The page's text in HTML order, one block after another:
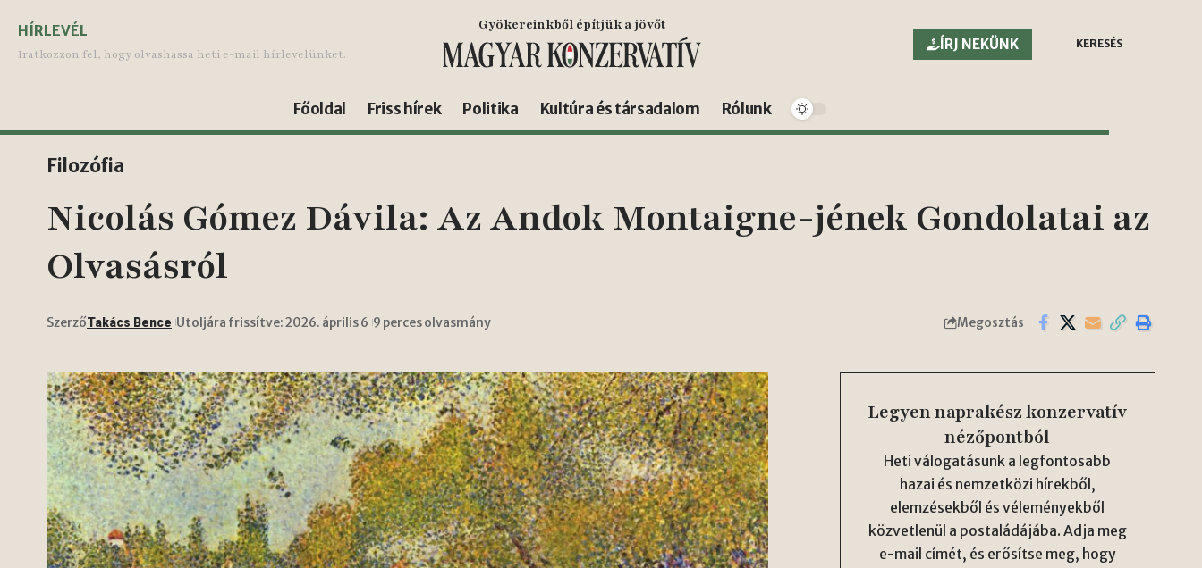
HÍRLEVÉL
Iratkozzon fel, hogy olvashassa heti e-mail hírlevelünket.
Gyökereinkből építjük a jövőt
ÍRJ NEKÜNK
KERESÉS
Főoldal Friss hírek Politika Kultúra és társadalom Rólunk
Filozófia
Nicolás Gómez Dávila: Az Andok Montaigne-jének Gondolatai az
Olvasásról
SzerzőTakács Bence Utoljára frissítve: 2026. április 6 9 perces olvasmány Megosztás
Legyen naprakész konzervatív
nézőpontból
Heti válogatásunk a legfontosabb
hazai és nemzetközi hírekből,
elemzésekből és véleményekből
közvetlenül a postaládájába. Adja meg
e-mail címét, és erősítse meg, hogy